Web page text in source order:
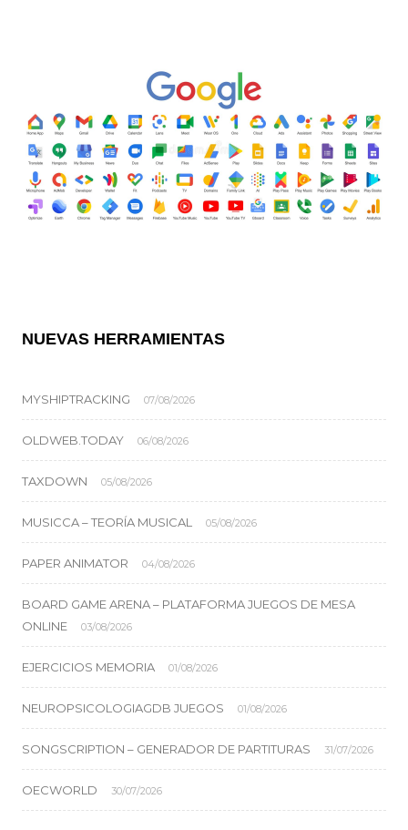
NUEVAS HERRAMIENTAS
MYSHIPTRACKING 07/08/2026
OLDWEB.TODAY 06/08/2026
TAXDOWN 05/08/2026
MUSICCA – TEORÍA MUSICAL 05/08/2026
PAPER ANIMATOR 04/08/2026
BOARD GAME ARENA – PLATAFORMA JUEGOS DE MESA
ONLINE
03/08/2026
EJERCICIOS MEMORIA 01/08/2026
NEUROPSICOLOGIAGDB JUEGOS 01/08/2026
SONGSCRIPTION – GENERADOR DE PARTITURAS 31/07/2026
OECWORLD 30/07/2026